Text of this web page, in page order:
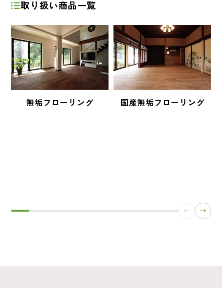
取り扱い商品一覧
無垢フローリング 国産無垢フローリング